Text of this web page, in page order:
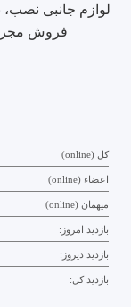
لوازم جانبی نصب،
فروش
کل (online)
اعضاء (online)
میهمان (online)
بازدید امروز:
بازدید دیروز:
بازدید کل: